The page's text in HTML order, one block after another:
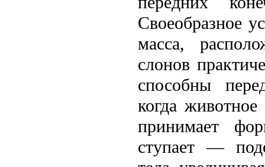
Своеобразное
масса,
слонов
способны
когда
принимает
ступает —